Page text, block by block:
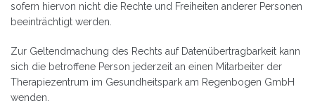
sofern hiervon nicht die Rechte und Freiheiten anderer Personen
beeinträchtigt werden.
Zur Geltendmachung des Rechts auf Datenübertragbarkeit kann
sich die betroffene Person jederzeit an einen Mitarbeiter der
Therapiezentrum im Gesundheitspark am Regenbogen GmbH
wenden.